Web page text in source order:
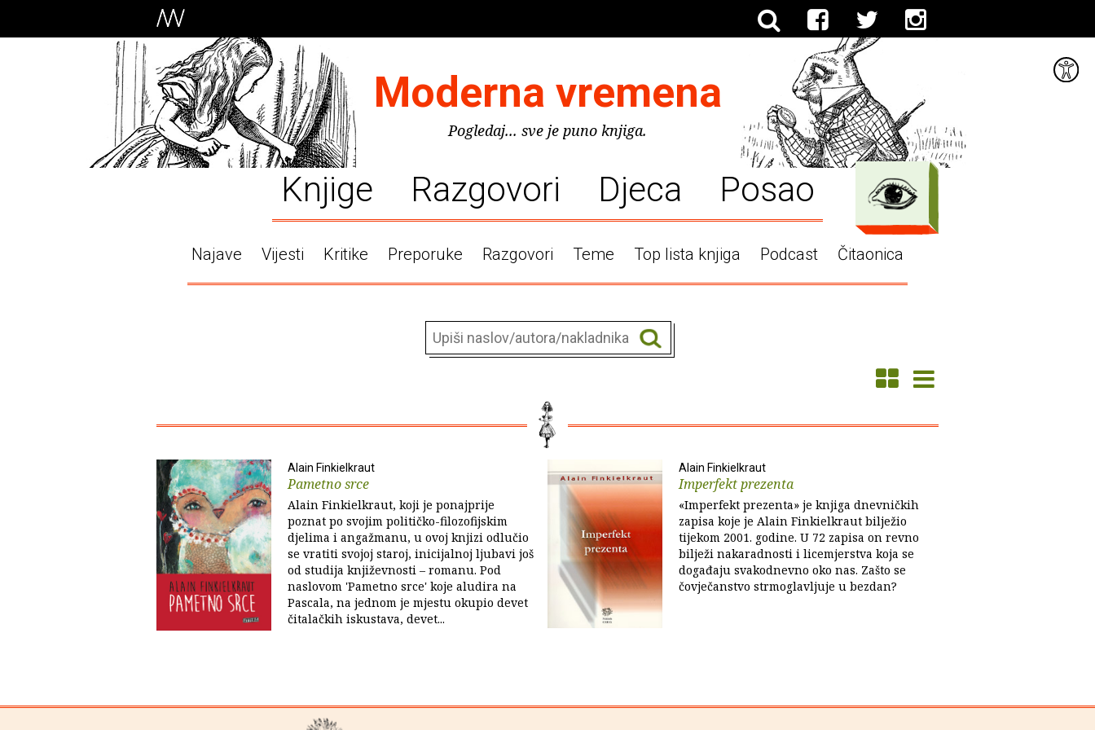
Moderna vremena
Pogledaj... sve je puno knjiga.
Knjige Razgovori Djeca Posao
Najave Vijesti Kritike Preporuke Razgovori Teme Top lista knjiga Podcast Čitaonica
Alain Finkielkraut
Pametno srce
Alain Finkielkraut, koji je ponajprije
poznat po svojim političko-filozofijskim
djelima i angažmanu, u ovoj knjizi odlučio
se vratiti svojoj staroj, inicijalnoj ljubavi još
od studija književnosti – romanu. Pod
naslovom 'Pametno srce' koje aludira na
Pascala, na jednom je mjestu okupio devet
čitalačkih iskustava, devet...
Alain Finkielkraut
Imperfekt prezenta
«Imperfekt prezenta» je knjiga dnevničkih
zapisa koje je Alain Finkielkraut bilježio
tijekom 2001. godine. U 72 zapisa on revno
bilježi nakaradnosti i licemjerstva koja se
događaju svakodnevno oko nas. Zašto se
čovječanstvo strmoglavljuje u bezdan?